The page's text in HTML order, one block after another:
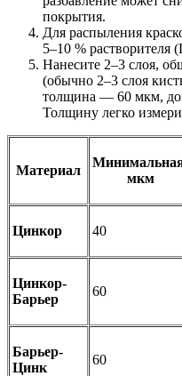
покрытия.
Для распыления
5–10 % растворителя
Нанесите 2–3 слоя,
(обычно 2–3 слоя
толщина — 60 мкм,
Толщину легко
Материал
мкм
Цинкор 40
Цинкор-
Барьер
60
Барьер-
Цинк
60